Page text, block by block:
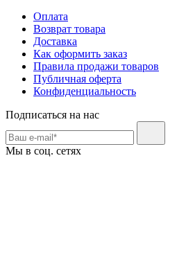
Оплата
Возврат товара
Доставка
Как оформить заказ
Правила продажи товаров
Публичная оферта
Конфиденциальность
Подписаться на нас
Мы в соц. сетях